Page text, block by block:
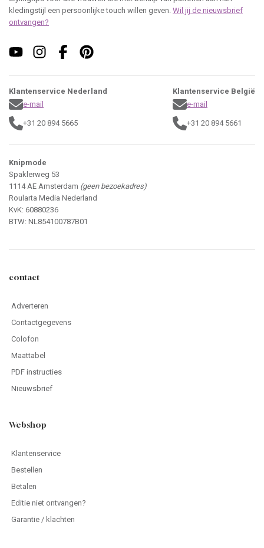
kledingstijl een persoonlijke touch willen geven. Wil jij de nieuwsbrief
ontvangen?
Klantenservice Nederland
e-mail
+31 20 894 5665
Klantenservice België
e-mail
+31 20 894 5661
Knipmode
Spaklerweg 53
1114 AE Amsterdam (geen bezoekadres)
Roularta Media Nederland
KvK: 60880236
BTW: NL854100787B01
contact
Adverteren
Contactgegevens
Colofon
Maattabel
PDF instructies
Nieuwsbrief
Webshop
Klantenservice
Bestellen
Betalen
Editie niet ontvangen?
Garantie / klachten